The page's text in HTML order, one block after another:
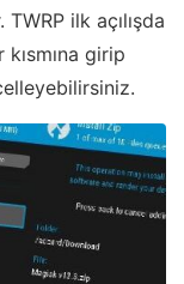
ilk açılışda
girip